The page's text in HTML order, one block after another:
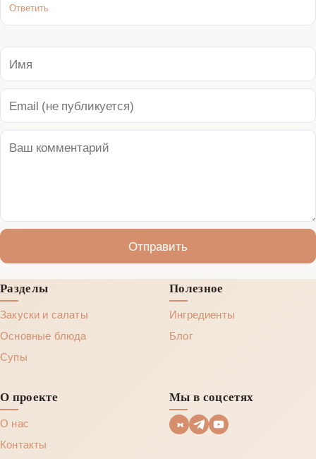
Ответить
Отправить
Разделы
Закуски и салаты
Основные блюда
Супы
Полезное
Ингредиенты
Блог
О проекте
О нас
Контакты
Мы в соцсетях